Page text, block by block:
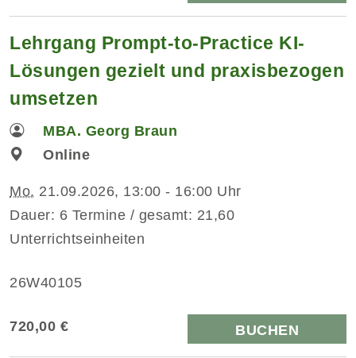
Lehrgang Prompt-to-Practice KI-
Lösungen gezielt und praxisbezogen
umsetzen
MBA. Georg Braun
Online
Mo. 21.09.2026, 13:00 - 16:00 Uhr
Dauer: 6 Termine / gesamt: 21,60
Unterrichtseinheiten
26W40105
720,00 € BUCHEN